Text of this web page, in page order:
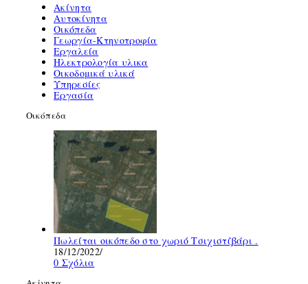
Ακίνητα
Αυτοκίνητα
Οικόπεδα
Γεωργία-Κτηνοτροφία
Εργαλεία
Ηλεκτρολογία υλικα
Οικοδομικά υλικά
Υπηρεσίες
Εργασία
Οικόπεδα
Πωλείται οικόπεδο στο χωριό Τσιχιστζβάρι .
18/12/2022/
0 Σχόλια